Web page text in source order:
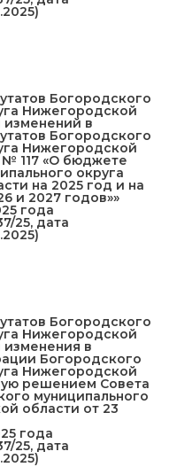
Богородского
Нижегородской
изменений в
Богородского
Нижегородской
№ 117 «О бюджете
округа
на 2025 год и на
и 2027 годов»»
года
25, дата
Богородского
Нижегородской
изменения в
Богородского
Нижегородской
решением Совета
муниципального
области от 23
года
25, дата